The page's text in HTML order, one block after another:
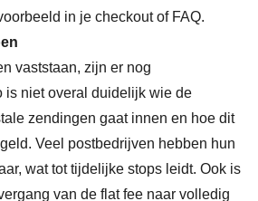
in je checkout of FAQ.
vaststaan, zijn er nog
is niet overal duidelijk wie de
zendingen gaat innen en hoe dit
Veel postbedrijven hebben hun
wat tot tijdelijke stops leidt. Ook is
van de flat fee naar volledig